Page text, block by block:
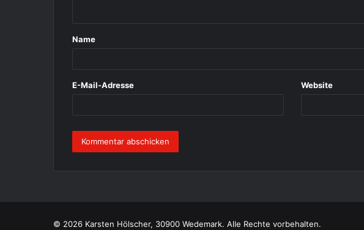
a
Name
E-Mail-Adresse Website
© 2026 Karsten Hölscher, 30900 Wedemark. Alle Rechte vorbehalten.